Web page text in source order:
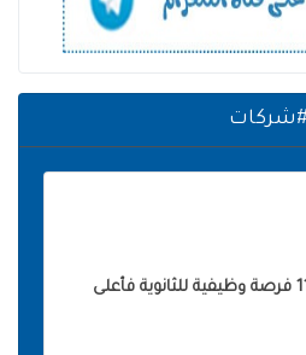
#شركات
شركة سدافكو تعلن 11 فرصة وظيفية للثانوية فأعلى